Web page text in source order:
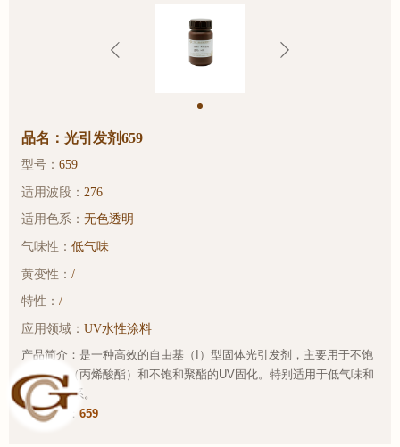
品名：光引发剂659
型号：659
适用波段： 276
适用色系：无色透明
气味性：低气味
黄变性：/
特性：/
应用领域：UV水性涂料
产品简介：是一种高效的自由基（I）型固体光引发剂，主要用于不饱
和预聚物（丙烯酸酯）和不饱和聚酯的UV固化。特别适用于低气味和
水性UV体系。
样品链接：659